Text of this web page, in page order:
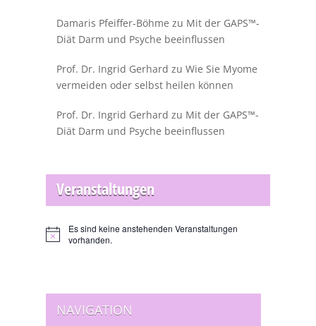
Damaris Pfeiffer-Böhme zu Mit der GAPS™-
Diät Darm und Psyche beeinflussen
Prof. Dr. Ingrid Gerhard zu Wie Sie Myome
vermeiden oder selbst heilen können
Prof. Dr. Ingrid Gerhard zu Mit der GAPS™-
Diät Darm und Psyche beeinflussen
Veranstaltungen
Hinweis
Es sind keine anstehenden Veranstaltungen
vorhanden.
NAVIGATION